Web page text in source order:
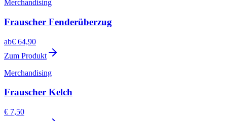
Merchandising
Frauscher Fenderüberzug
ab€ 64,90
Zum Produkt
Merchandising
Frauscher Kelch
€ 7,50